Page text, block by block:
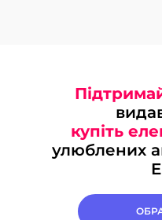
купіть
улюблених